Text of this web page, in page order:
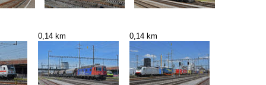
0,14 km 0,14 km